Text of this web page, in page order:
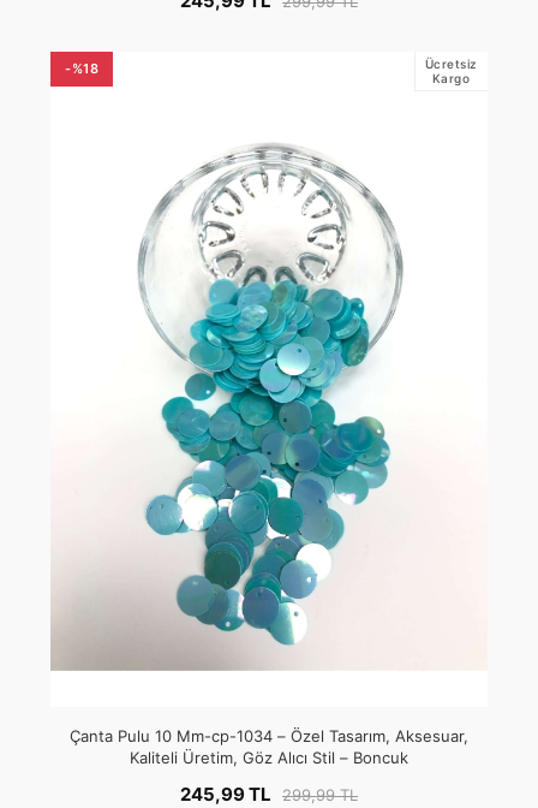
-%18
Ücretsiz
Kargo
Çanta Pulu 10 Mm-cp-1034 – Özel Tasarım, Aksesuar,
Kaliteli Üretim, Göz Alıcı Stil – Boncuk
245,99 TL 299,99 TL